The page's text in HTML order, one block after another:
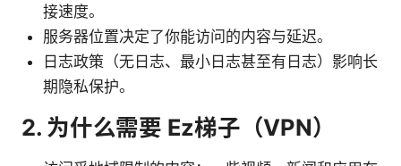
接速度。
服务器位置决定了你能访问的内容与延迟。
日志政策（无日志、最小日志甚至有日志）影响长
期隐私保护。
2. 为什么需要 Ez梯子（VPN）